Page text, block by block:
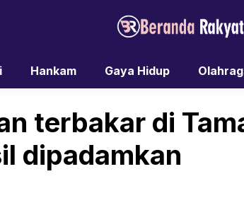
Hankam Gaya Hidup
terbakar di
dipadamkan